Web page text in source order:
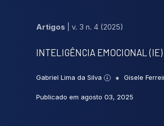
Artigos v. 3 n. 4 (2025)
INTELIGÊNCIA EMOCIONAL
Gabriel Lima da Silva Gisele
Publicado em agosto 03, 2025